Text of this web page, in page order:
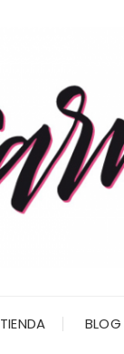
TIENDA BLOG